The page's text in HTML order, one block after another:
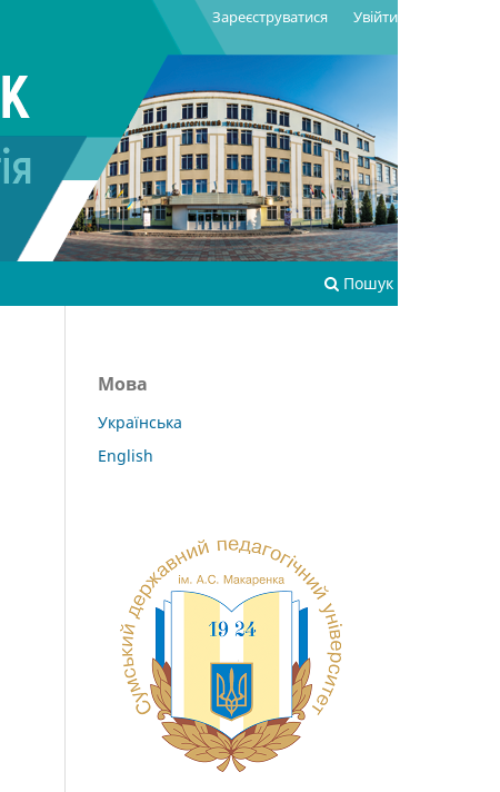
Пошук
Зареєструватися Увійти
Мова
Українська
English